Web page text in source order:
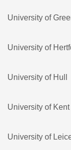
University of
University of
University of Hull
University of Kent
University of